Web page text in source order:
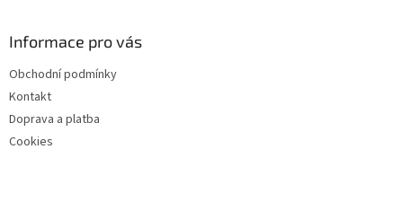
Informace pro vás
Obchodní podmínky
Kontakt
Doprava a platba
Cookies